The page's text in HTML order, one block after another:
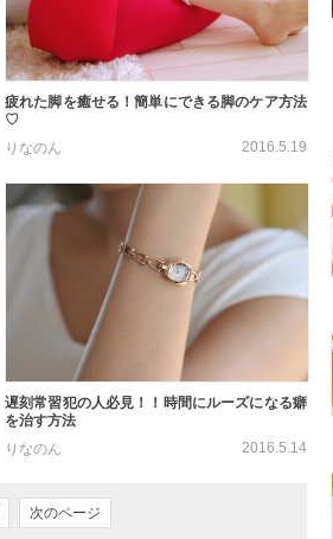
疲れた脚を癒せる！簡単にできる脚のケア方法
♡
りなのん
2016.5.19
遅刻常習犯の人必見！！時間にルーズになる癖
を治す方法
りなのん
2016.5.14
次のページ